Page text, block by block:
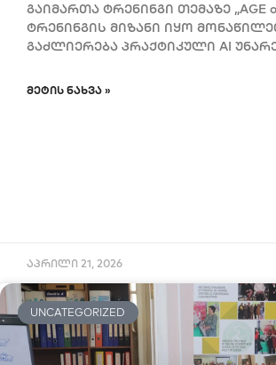
გაიმართა ტრენინგი თემაზე „AGE
ტრენინგის მიზანი იყო
გაძლიერება პრაქტიკული AI
ᲛᲔᲢᲘᲡ ᲜᲐᲮᲕᲐ »
აპრილი 21, 2026
UNCATEGORIZED